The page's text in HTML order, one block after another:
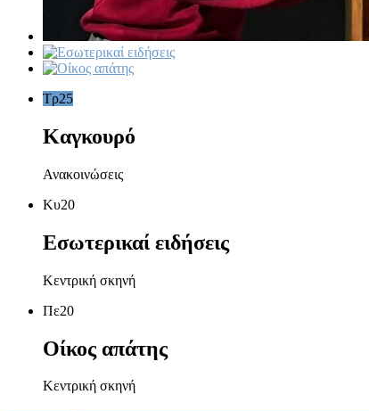
Τρ25
Καγκουρό
Ανακοινώσεις
Κυ20
Εσωτερικαί ειδήσεις
Κεντρική σκηνή
Πε20
Οίκος απάτης
Κεντρική σκηνή